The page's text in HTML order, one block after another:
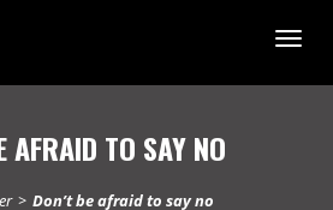
AFRAID TO SAY NO
> Don’t be afraid to say no